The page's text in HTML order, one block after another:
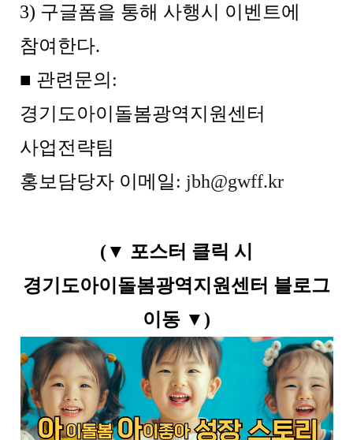
3) 구글폼을 통해 사행시 이벤트에
참여한다.
■ 관련문의:
경기도아이돌봄광역지원센터
사업전략팀
홍보담당자 이메일: jbh@gwff.kr
(▼ 포스터 클릭 시
경기도아이돌봄광역지원센터 블로그
이동 ▼)